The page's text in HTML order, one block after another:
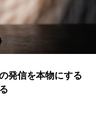
発信を本物にする